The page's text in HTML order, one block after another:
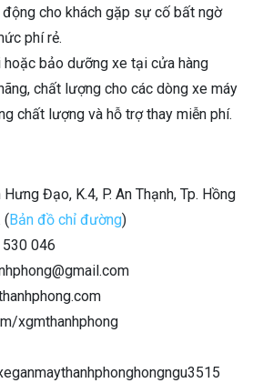
cho khách gặp sự cố bất ngờ
phí rẻ.
hoặc bảo dưỡng xe tại cửa hàng
chất lượng cho các dòng xe máy
chất lượng và hỗ trợ thay miễn phí.
Đạo, K.4, P. An Thạnh, Tp. Hồng
( Bản đồ chỉ đường)
046
xgmthanhphong